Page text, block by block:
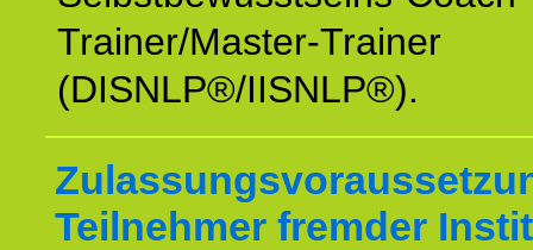
Trainer/Master-Trainer
(DISNLP®/IISNLP®).
Teilnehmer fremder